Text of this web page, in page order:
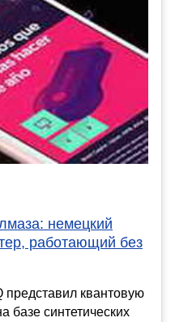
немецкий
работающий без
представил квантовую
базе синтетических